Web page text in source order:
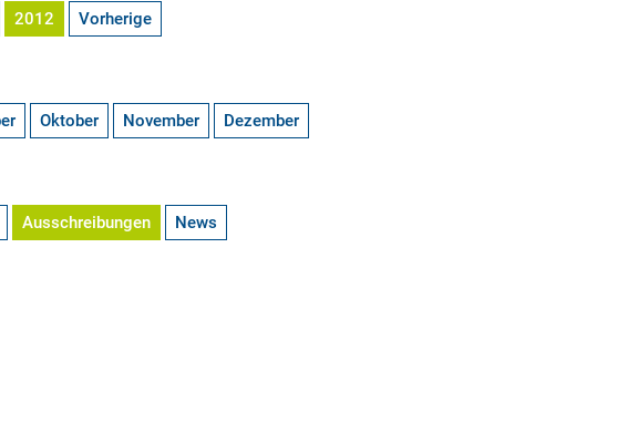
2012 Vorherige
Oktober November Dezember
Ausschreibungen News